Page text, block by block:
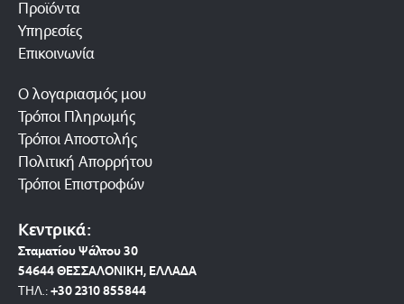
Προϊόντα
Υπηρεσίες
Επικοινωνία
Ο λογαριασμός μου
Τρόποι Πληρωμής
Τρόποι Αποστολής
Πολιτική Απορρήτου
Τρόποι Επιστροφών
Κεντρικά:
Σταματίου Ψάλτου 30
54644 ΘΕΣΣΑΛΟΝΙΚΗ, ΕΛΛΑΔΑ
ΤΗΛ.:+30 2310 855844